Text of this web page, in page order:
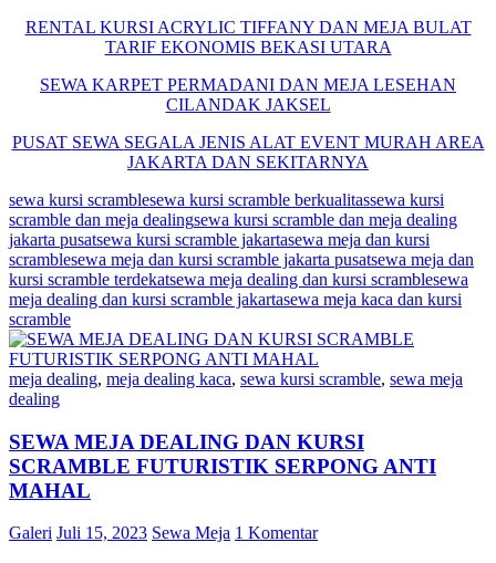
RENTAL KURSI ACRYLIC TIFFANY DAN MEJA BULAT
TARIF EKONOMIS BEKASI UTARA
SEWA KARPET PERMADANI DAN MEJA LESEHAN
CILANDAK JAKSEL
PUSAT SEWA SEGALA JENIS ALAT EVENT MURAH AREA
JAKARTA DAN SEKITARNYA
sewa kursi scramblesewa kursi scramble berkualitassewa kursi
scramble dan meja dealingsewa kursi scramble dan meja dealing
jakarta pusatsewa kursi scramble jakartasewa meja dan kursi
scramblesewa meja dan kursi scramble jakarta pusatsewa meja dan
kursi scramble terdekatsewa meja dealing dan kursi scramblesewa
meja dealing dan kursi scramble jakartasewa meja kaca dan kursi
scramble
meja dealing, meja dealing kaca, sewa kursi scramble, sewa meja
dealing
SEWA MEJA DEALING DAN KURSI
SCRAMBLE FUTURISTIK SERPONG ANTI
MAHAL
Galeri Juli 15, 2023 Sewa Meja 1 Komentar